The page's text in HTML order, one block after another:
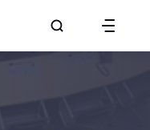
Aller à la page